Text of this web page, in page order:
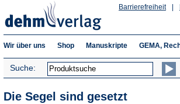
Barrierefreiheit
Wir über uns Shop Manuskripte GEMA,
Suche:
Die Segel sind gesetzt